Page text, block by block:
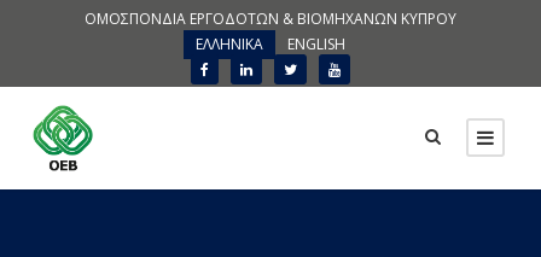
ΟΜΟΣΠΟΝΔΙΑ ΕΡΓΟΔΟΤΩΝ & ΒΙΟΜΗΧΑΝΩΝ ΚΥΠΡΟΥ
ΕΛΛΗΝΙΚΑ
ENGLISH